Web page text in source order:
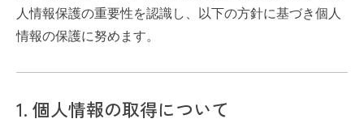
人情報保護の重要性を認識し、以下の方針に基づき個人
情報の保護に努めます。
1. 個人情報の取得について